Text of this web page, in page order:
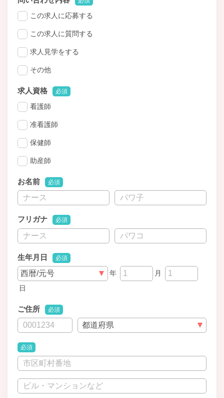
この求人に応募する
この求人に質問する
求人見学をする
その他
求人資格 必須
看護師
准看護師
保健師
助産師
お名前 必須
フリガナ 必須
生年月日 必須
年
月
日
ご住所 必須
必須